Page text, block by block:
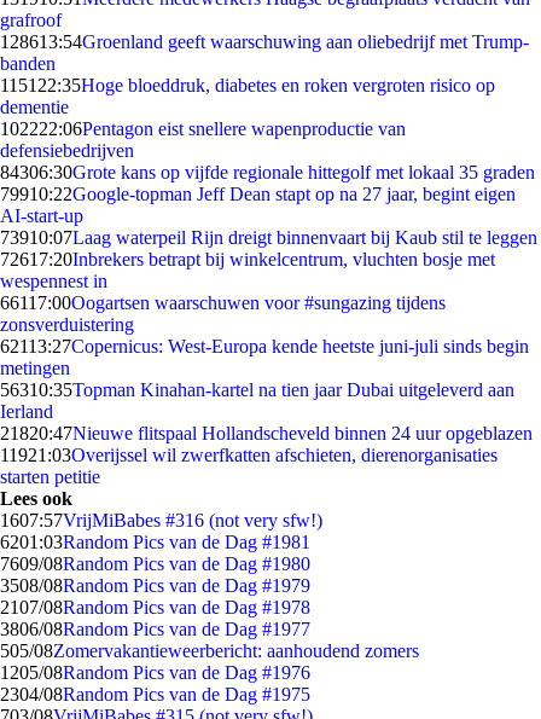
grafroof
128613:54Groenland geeft waarschuwing aan oliebedrijf met Trump-
banden
1151 22:35Hoge bloeddruk, diabetes en roken vergroten risico op
dementie
102222:06Pentagon eist snellere wapenproductie van
defensiebedrijven
84306:30Grote kans op vijfde regionale hittegolf met lokaal 35 graden
79910:22Google-topman Jeff Dean stapt op na 27 jaar, begint eigen
AI-start-up
73910:07Laag waterpeil Rijn dreigt binnenvaart bij Kaub stil te leggen
72617:20Inbrekers betrapt bij winkelcentrum, vluchten bosje met
wespennest in
66117:00Oogartsen waarschuwen voor #sungazing tijdens
zonsverduistering
62113:27Copernicus: West-Europa kende heetste juni-juli sinds begin
metingen
56310:35Topman Kinahan-kartel na tien jaar Dubai uitgeleverd aan
Ierland
21820:47Nieuwe flitspaal Hollandscheveld binnen 24 uur opgeblazen
11921:03Overijssel wil zwerfkatten afschieten, dierenorganisaties
starten petitie
Lees ook
1607:57VrijMiBabes #316 (not very sfw!)
6201:03Random Pics van de Dag #1981
7609/08Random Pics van de Dag #1980
3508/08Random Pics van de Dag #1979
2107/08Random Pics van de Dag #1978
3806/08Random Pics van de Dag #1977
505/08Zomervakantieweerbericht: aanhoudend zomers
1205/08Random Pics van de Dag #1976
2304/08Random Pics van de Dag #1975